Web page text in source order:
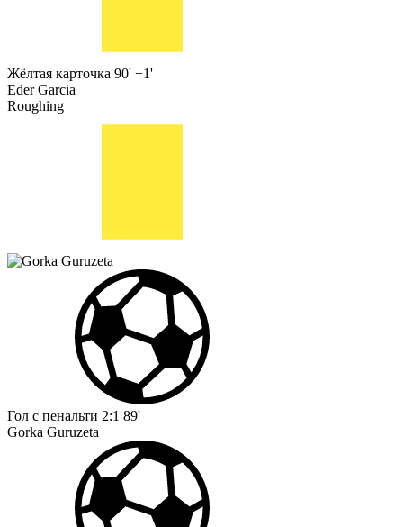
Жёлтая карточка 90' +1'
Eder Garcia
Roughing
Гол с пенальти 2:1 89'
Gorka Guruzeta